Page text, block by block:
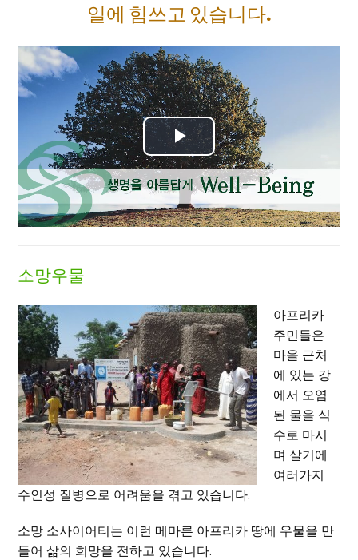
일에 힘쓰고 있습니다.
Play
Video
소망우물
아프리카
주민들은
마을 근처
에 있는 강
에서 오염
된 물을 식
수로 마시
며 살기에
여러가지
수인성 질병으로 어려움을 겪고 있습니다.
소망 소사이어티는 이런 메마른 아프리카 땅에 우물을 만
들어 삶의 희망을 전하고 있습니다.